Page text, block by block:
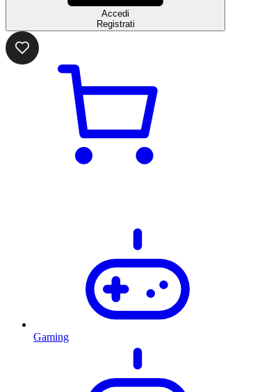
Accedi
Registrati
Gaming